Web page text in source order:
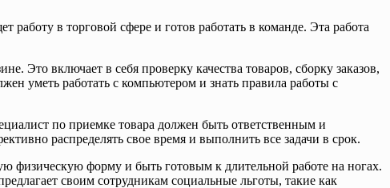
в торговой сфере и готов работать в команде. Эта работа
Это включает в себя проверку качества товаров, сборку заказов,
уметь работать с компьютером и знать правила работы с
по приемке товара должен быть ответственным и
распределять свое время и выполнить все задачи в срок.
физическую форму и быть готовым к длительной работе на ногах.
своим сотрудникам социальные льготы, такие как